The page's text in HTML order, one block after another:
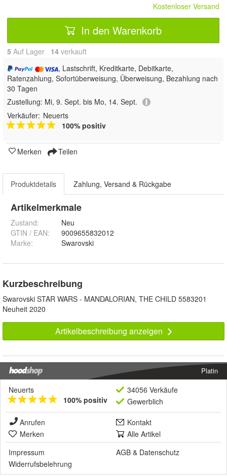
Kostenloser Versand
In den Warenkorb
5 Auf Lager 14 verkauft
, Lastschrift, Kreditkarte, Debitkarte,
Ratenzahlung, Sofortüberweisung, Überweisung, Bezahlung nach
30 Tagen
Zustellung: Mi, 9. Sept. bis Mo, 14. Sept.
Verkäufer: Neuerts
100% positiv
Merken Teilen
Produktdetails Zahlung, Versand & Rückgabe
Artikelmerkmale
Zustand:
Neu
GTIN / EAN:
9009655832012
Marke:
Swarovski
Kurzbeschreibung
Swarovski STAR WARS - MANDALORIAN, THE CHILD 5583201
Neuheit 2020
Artikelbeschreibung anzeigen
Platin
Neuerts
100% positiv
34056 Verkäufe
Gewerblich
Anrufen
Kontakt
Merken
Alle Artikel
Impressum
AGB & Datenschutz
Widerrufsbelehrung